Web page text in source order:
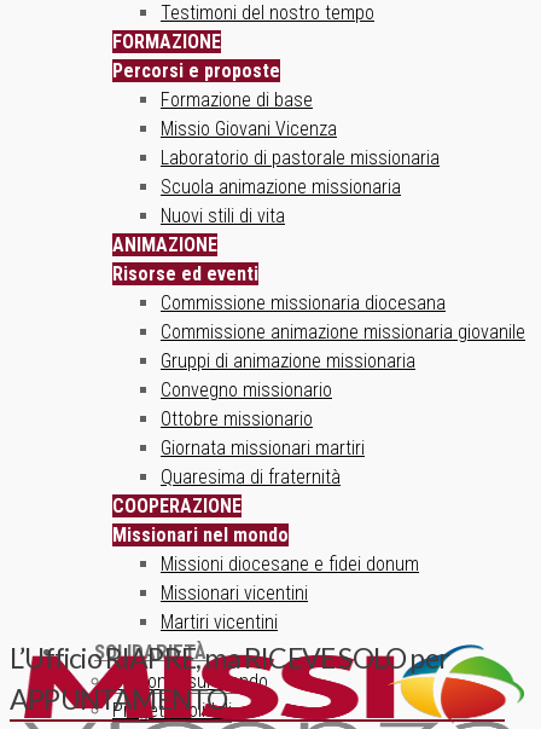
Testimoni del nostro tempo
FORMAZIONE
Percorsi e proposte
Formazione di base
Missio Giovani Vicenza
Laboratorio di pastorale missionaria
Scuola animazione missionaria
Nuovi stili di vita
ANIMAZIONE
Risorse ed eventi
Commissione missionaria diocesana
Commissione animazione missionaria giovanile
Gruppi di animazione missionaria
Convegno missionario
Ottobre missionario
Giornata missionari martiri
Quaresima di fraternità
COOPERAZIONE
Missionari nel mondo
Missioni diocesane e fidei donum
Missionari vicentini
Martiri vicentini
SOLIDARIETÀ
Un ponte sul mondo
Progetti solidali
L’Ufficio RIAPRE, ma RICEVE SOLO per
APPUNTAMENTO